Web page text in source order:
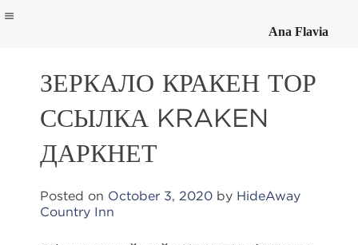
contentЗЕРКАЛО КРАКЕН ТОР
ССЫЛКА KRAKEN
ДАРКНЕТ
Posted on October 3, 2020 by HideAway
Country Inn
Ana Flavia